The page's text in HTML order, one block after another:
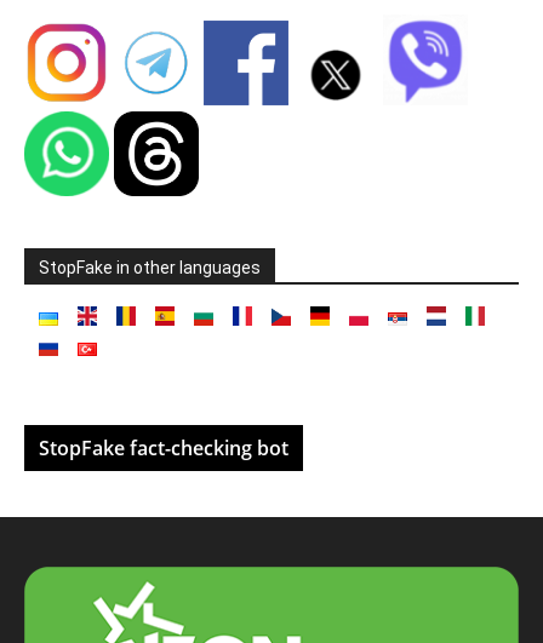
StopFake in other languages
StopFake fact-checking bot